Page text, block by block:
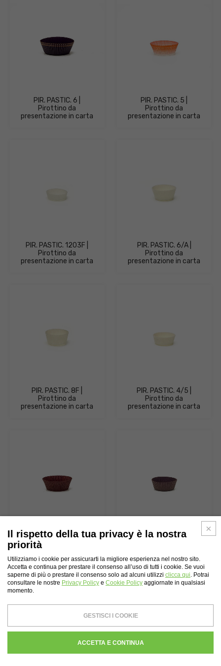
PIR. PASTIC. 6 |
Pirottino da
presentazione in carta
PIR. PASTIC. 5 |
Pirottino da
presentazione in carta
PIR. PASTIC. 1203F |
Pirottino da
presentazione in carta
PIR. PASTIC. 6/A |
Pirottino da
presentazione in carta
PIR. PASTIC. 8F |
Pirottino da
presentazione in carta
PIR. PASTIC. 4/5 |
Pirottino da
presentazione in carta
PIR. PASTIC. 5 |
Pirottino da
PIR. PASTIC. 4/5 |
Il rispetto della tua privacy è la nostra
priorità
Utilizziamo i cookie per assicurarti la migliore esperienza nel nostro sito.
Accetta e continua per prestare il consenso all’uso di tutti i cookie. Se vuoi
saperne di più o prestare il consenso solo ad alcuni utilizzi clicca qui. Potrai
consultare le nostre Privacy Policy e Cookie Policy aggiornate in qualsiasi
momento.
GESTISCI I COOKIE
ACCETTA E CONTINUA